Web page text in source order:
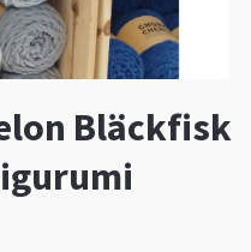
Bläckfisk